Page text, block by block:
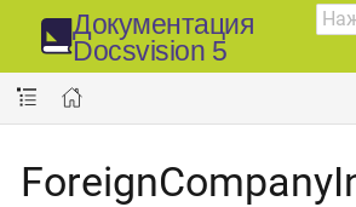
Документация
Docsvision 5